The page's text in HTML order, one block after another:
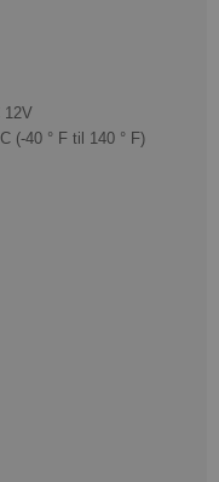
12V
(-40 ° F til 140 ° F)